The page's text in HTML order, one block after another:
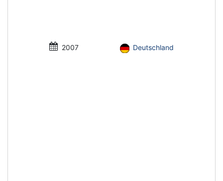
2007 Deutschland